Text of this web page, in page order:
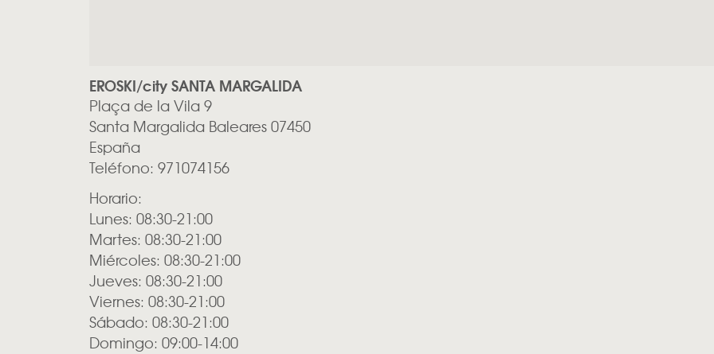
EROSKI/city SANTA MARGALIDA
Plaça de la Vila 9
Santa Margalida Baleares07450
España
Teléfono: 971074156
Horario:
Lunes: 08:30-21:00
Martes: 08:30-21:00
Miércoles: 08:30-21:00
Jueves: 08:30-21:00
Viernes: 08:30-21:00
Sábado: 08:30-21:00
Domingo: 09:00-14:00